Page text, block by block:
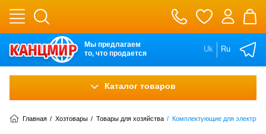
Мы предлагаем
то, что продается
Uk Ru
Каталог товаров
Главная / Хозтовары / Товары для хозяйства / Комплектующие для электрики